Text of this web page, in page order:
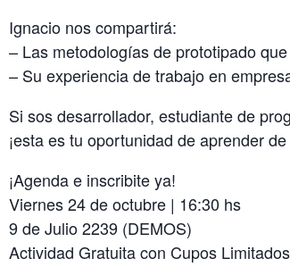
Ignacio nos compartirá:
– Las metodologías de prototipado
– Su experiencia de trabajo en
Si sos desarrollador, estudiante de
¡esta es tu oportunidad de aprender
¡Agenda e inscribite ya!
Viernes 24 de octubre | 16:30 hs
9 de Julio 2239 (DEMOS)
Actividad Gratuita con Cupos